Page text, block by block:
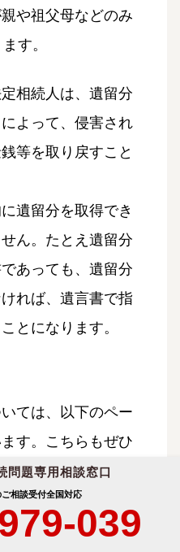
問題専用相談窓口
相談受付全国対応
039
や祖父母などのみ
す。
相続人は、遺留分
よって、侵害され
等を取り戻すこと
遺留分を取得でき
ん。たとえ遺留分
あっても、遺留分
れば、遺言書で指
とになります。
ては、以下のペー
す。こちらもぜひ
連記事